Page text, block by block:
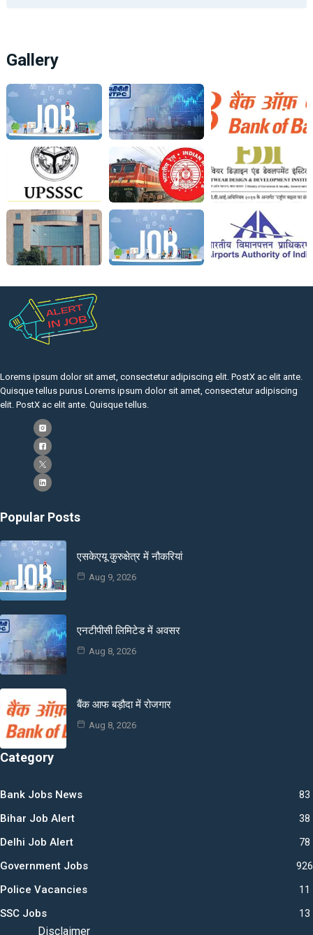
Gallery
Lorems ipsum dolor sit amet, consectetur adipiscing elit. PostX ac elit ante.
Quisque tellus purus Lorems ipsum dolor sit amet, consectetur adipiscing
elit. PostX ac elit ante. Quisque tellus.
Popular Posts
एसकेएयू कुरुक्षेत्र में नौकरियां
Aug 9, 2026
एनटीपीसी लिमिटेड में अवसर
Aug 8, 2026
बैंक आफ बड़ौदा में रोजगार
Aug 8, 2026
Category
Bank Jobs News 83
Bihar Job Alert 38
Delhi Job Alert 78
Government Jobs 926
Police Vacancies 11
SSC Jobs 13
Disclaimer